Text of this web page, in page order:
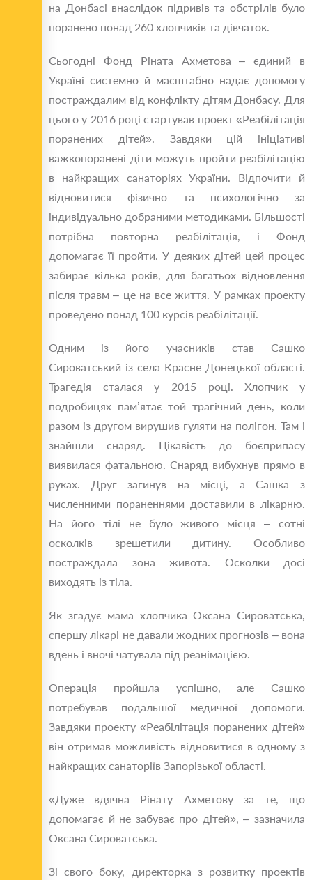
на Донбасі внаслідок підривів та обстрілів було
поранено понад 260 хлопчиків та дівчаток.
Сьогодні Фонд Ріната Ахметова – єдиний в
Україні системно й масштабно надає допомогу
постраждалим від конфлікту дітям Донбасу. Для
цього у 2016 році стартував проект «Реабілітація
поранених дітей». Завдяки цій ініціативі
важкопоранені діти можуть пройти реабілітацію
в найкращих санаторіях України. Відпочити й
відновитися фізично та психологічно за
індивідуально добраними методиками. Більшості
потрібна повторна реабілітація, і Фонд
допомагає її пройти. У деяких дітей цей процес
забирає кілька років, для багатьох відновлення
після травм – це на все життя. У рамках проекту
проведено понад 100 курсів реабілітації.
Одним із його учасників став Сашко
Сироватський із села Красне Донецької області.
Трагедія сталася у 2015 році. Хлопчик у
подробицях пам’ятає той трагічний день, коли
разом із другом вирушив гуляти на полігон. Там і
знайшли снаряд. Цікавість до боєприпасу
виявилася фатальною. Снаряд вибухнув прямо в
руках. Друг загинув на місці, а Сашка з
численними пораненнями доставили в лікарню.
На його тілі не було живого місця – сотні
осколків зрешетили дитину. Особливо
постраждала зона живота. Осколки досі
виходять із тіла.
Як згадує мама хлопчика Оксана Сироватська,
спершу лікарі не давали жодних прогнозів – вона
вдень і вночі чатувала під реанімацією.
Операція пройшла успішно, але Сашко
потребував подальшої медичної допомоги.
Завдяки проекту «Реабілітація поранених дітей»
він отримав можливість відновитися в одному з
найкращих санаторіїв Запорізької області.
«Дуже вдячна Рінату Ахметову за те, що
допомагає й не забуває про дітей», – зазначила
Оксана Сироватська.
Зі свого боку, директорка з розвитку проектів